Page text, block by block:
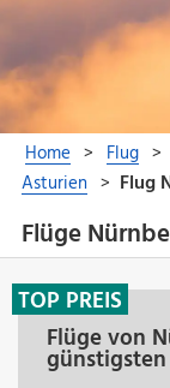
Flüge
Flüge von
TOP PREIS